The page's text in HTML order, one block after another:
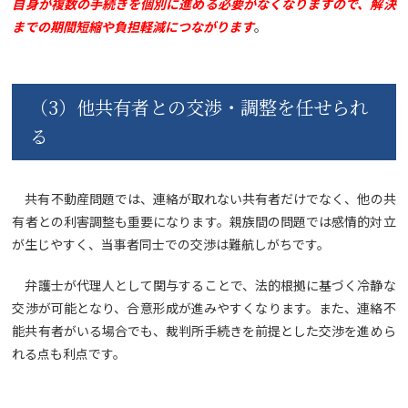
自身が複数の手続きを個別に進める必要がなくなりますので、解決
までの期間短縮や負担軽減につながります。
（3）他共有者との交渉・調整を任せられ
る
共有不動産問題では、連絡が取れない共有者だけでなく、他の共
有者との利害調整も重要になります。親族間の問題では感情的対立
が生じやすく、当事者同士での交渉は難航しがちです。
弁護士が代理人として関与することで、法的根拠に基づく冷静な
交渉が可能となり、合意形成が進みやすくなります。また、連絡不
能共有者がいる場合でも、裁判所手続きを前提とした交渉を進めら
れる点も利点です。